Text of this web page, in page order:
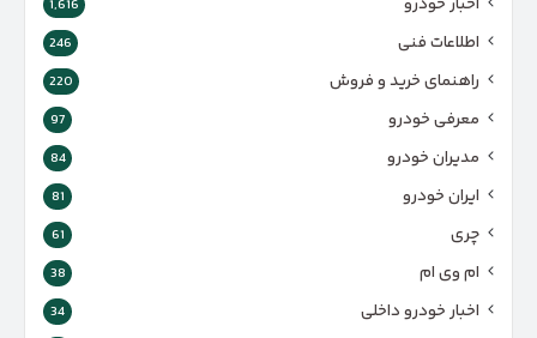
1,616
اطلاعات فنی 246
راهنمای خرید و فروش 220
معرفی خودرو 97
مدیران خودرو 84
ایران خودرو 81
چری 61
ام وی ام 38
اخبار خودرو داخلی 34